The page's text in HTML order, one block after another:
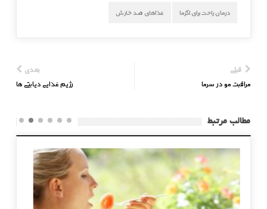
درمان راحت برای اگزما غذاهای ضد خارش
قبلی
مراقبت مو در سرما
بعدی
رژیم غذایی دیابتی ها
مطالب مرتبط